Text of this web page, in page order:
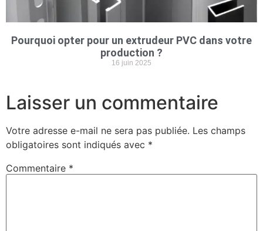
Pourquoi opter pour un extrudeur PVC dans votre
production ?
16 juin 2025
Laisser un commentaire
Votre adresse e-mail ne sera pas publiée. Les champs
obligatoires sont indiqués avec *
Commentaire *